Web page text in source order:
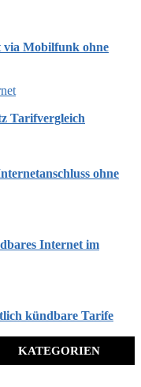
via Mobilfunk ohne
Tarifvergleich
ohne
Internet im
kündbare Tarife
KATEGORIEN